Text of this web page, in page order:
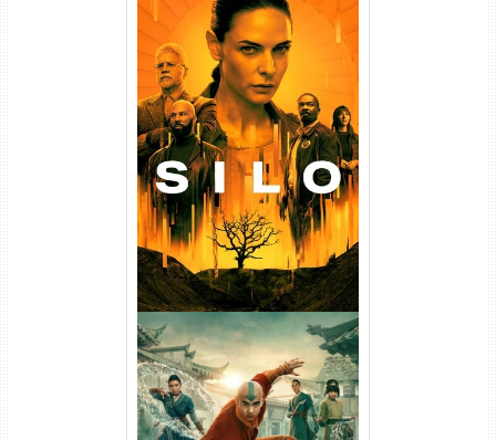
Silo 1ª Temporada Torrent
(2023) WEB-DL
720p/1080p/4K Dual Áudio